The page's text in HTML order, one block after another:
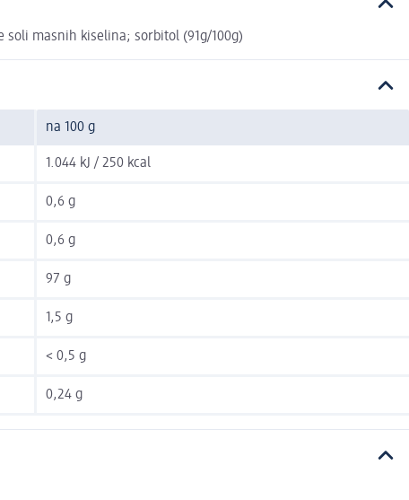
masnih kiselina; sorbitol (91g/100g)
na 100 g
1.044 kJ / 250 kcal
0,6 g
0,6 g
97 g
1,5 g
< 0,5 g
0,24 g